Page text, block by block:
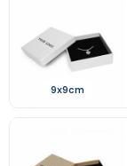
9x9cm